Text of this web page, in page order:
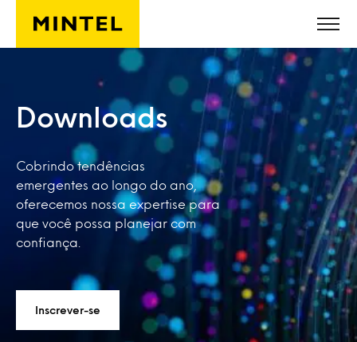
Skip to main content
Downloads
Cobrindo tendências
emergentes ao longo do ano,
oferecemos nossa expertise para
que você possa planejar com
confiança.
Inscrever-se